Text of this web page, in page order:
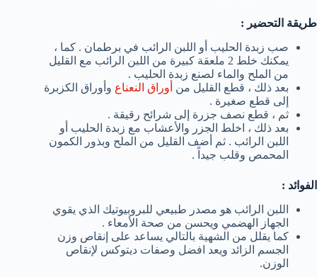
طريقة التحضير :
صب زبدة الحليب أو اللبن الرائب في برطمان . كما ،
يمكنك خلط 2 ملعقة كبيرة من اللبن الرائب مع القليل
من الملح والماء لصنع زبدة الحليب .
بعد ذلك ، قطع القليل من أوراق النعناع وأوراق الكزبرة
إلى قطع صغيرة .
ثم ، قطع نصف جزرة إلى شرائح رقيقة .
بعد ذلك ، اخلط الجزر والأعشاب مع زبدة الحليب أو
اللبن الرائب . ثم أضف القليل من الملح وبذور الكمون
المحمص وقلب جيداً .
الفوائد :
اللبن الرائب هو مصدر طبيعي للبروبيوتيك الذي يقوي
الجهاز الهضمي ويحسن من صحة الأمعاء .
كما يقلل من الشهية بالتالي يساعد على إنقاص وزن
الجسم الزائد ويعد افضل وصفات ديتوكس لإنقاص
الوزن.